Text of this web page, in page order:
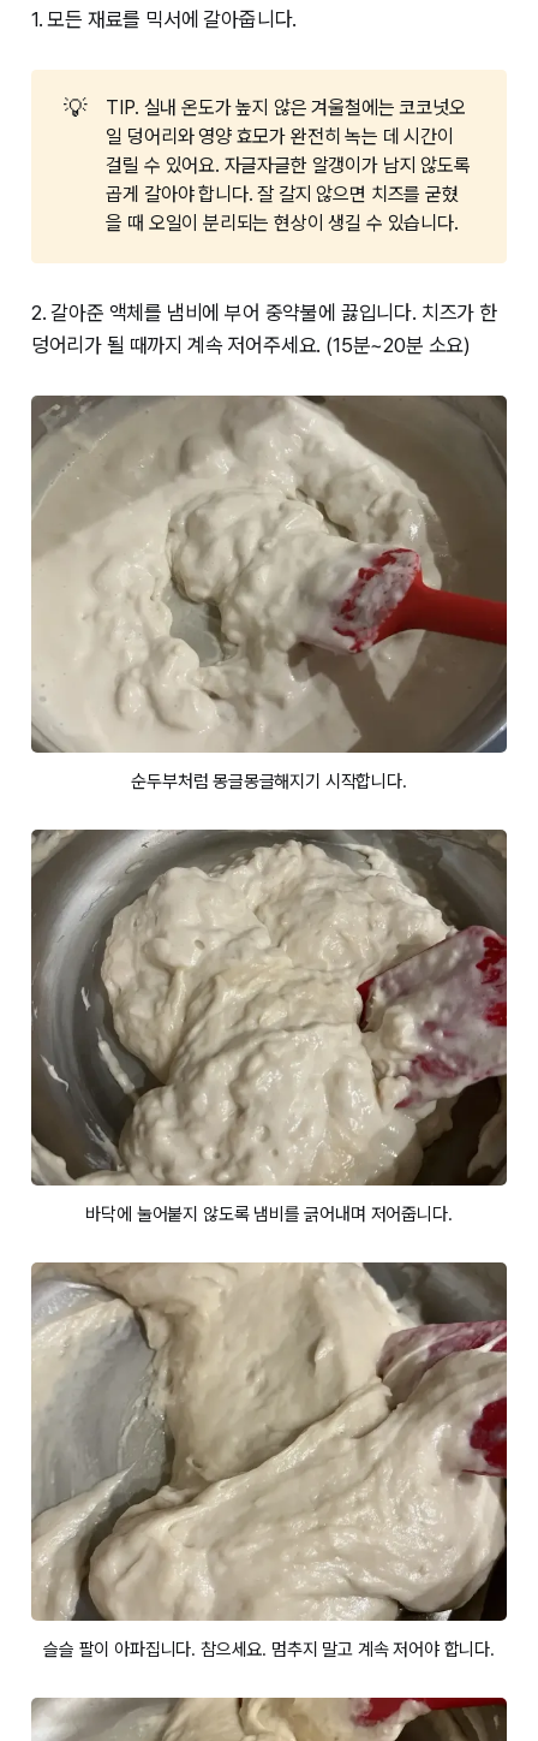
코코넛오일 : 치즈가 고온에서 녹고 저온에서 굳도
요.
1. 모든 재료를 믹서에 갈아줍니다.
💡
TIP. 실내 온도가 높지 않은 겨울철에는 코코넛오
일 덩어리와 영양 효모가 완전히 녹는 데 시간이
걸릴 수 있어요. 자글자글한 알갱이가 남지 않도록
곱게 갈아야 합니다. 잘 갈지 않으면 치즈를 굳혔
을 때 오일이 분리되는 현상이 생길 수 있습니다.
2. 갈아준 액체를 냄비에 부어 중약불에 끓입니다. 치즈가 한
덩어리가 될 때까지 계속 저어주세요. (15분~20분 소요)
순두부처럼 몽글몽글해지기 시작합니다.
바닥에 눌어붙지 않도록 냄비를 긁어내며 저어줍니다.
슬슬 팔이 아파집니다. 참으세요. 멈추지 말고 계속 저어야 합니다.